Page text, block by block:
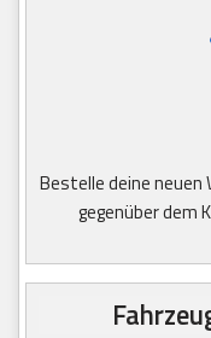
Bestelle deine neuen
gegenüber dem